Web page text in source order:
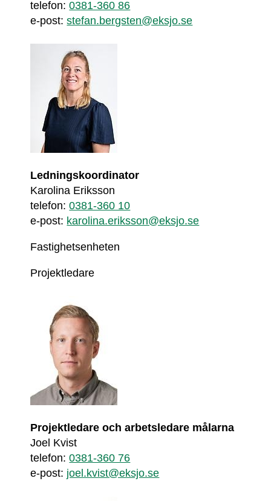
telefon: 0381-360 86
e-post: stefan.bergsten@eksjo.se
Ledningskoordinator
Karolina Eriksson
telefon: 0381-360 10
e-post: karolina.eriksson@eksjo.se
Fastighetsenheten
Projektledare
Projektledare och arbetsledare målarna
Joel Kvist
telefon: 0381-360 76
e-post: joel.kvist@eksjo.se